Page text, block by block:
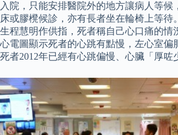
入院，只能安排醫院外的地方讓病人等候
床或膠櫈候診，亦有長者坐在輪椅上等待
生程慧明作供指，死者稱自己心口痛的情
心電圖顯示死者的心跳有點慢，左心室偏
死者2012年已經有心跳偏慢、心臟「厚咗